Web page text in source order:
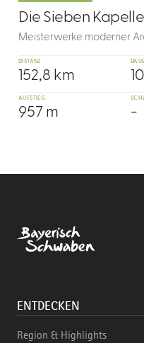
10
Die Sieben
Meisterwerke moderner
DISTANZ
152,8 km
AUFSTIEG
957 m -
ENTDECKEN
Region & Highlights